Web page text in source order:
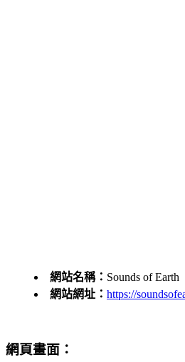
網站名稱： Sounds of Earth
網站網址： https://
網頁畫面：